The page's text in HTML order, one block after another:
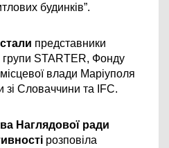
будинків”.
представники
групи STARTER, Фонду
влади Маріуполя
зі Словаччини та IFC.
Наглядової ради
розповіла